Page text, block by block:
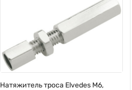
Натяжитель троса Elvedes М6,